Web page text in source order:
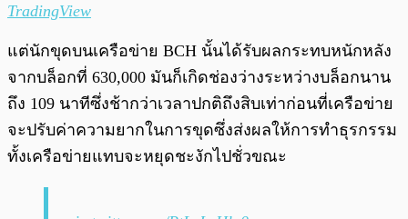
TradingView
แต่นักขุดบนเครือข่าย BCH นั้นได้รับผลกระทบหนักหลัง
จากบล็อกที่ 630,000 มันก็เกิดช่องว่างระหว่างบล็อกนาน
ถึง 109 นาทีซึ่งช้ากว่าเวลาปกติถึงสิบเท่าก่อนที่เครือข่าย
จะปรับค่าความยากในการขุดซึ่งส่งผลให้การทำธุรกรรม
ทั้งเครือข่ายแทบจะหยุดชะงักไปชั่วขณะ